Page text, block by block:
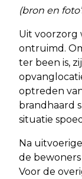
(bron en
Uit voorzorg
ontruimd.
ter been is,
optreden
brandhaard
situatie
Na
de
Voor de